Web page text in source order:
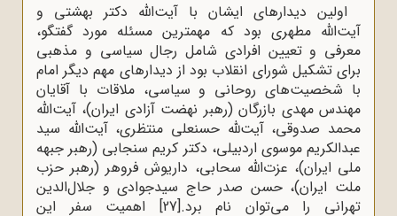
اولین دیدارهای ایشان با آیت‌الله دکتر بهشتی و
آیت‌الله مطهری بود که مهمترین مسئله مورد گفتگو،
معرفی و تعیین افرادی شامل رجال سیاسی و مذهبی
برای تشکیل شورای انقلاب بود از دیدارهای مهم دیگر امام
با شخصیت‌های روحانی و سیاسی، ملاقات با آقایان
مهندس مهدی بازرگان (رهبر نهضت آزادی ایران)، آیت‌الله
محمد صدوقی، آیت‌لله حسنعلی منتظری، آیت‌الله سید
عبدالکریم موسوی اردبیلی، دکتر کریم سنجابی (رهبر جبهه
ملی ایران)، عزت‌الله سحابی، داریوش فروهر (رهبر حزب
ملت ایران)، حسن صدر حاج سیدجوادی و جلال‌الدین
تهرانی را می‌توان نام برد.[27] اهمیت سفر این